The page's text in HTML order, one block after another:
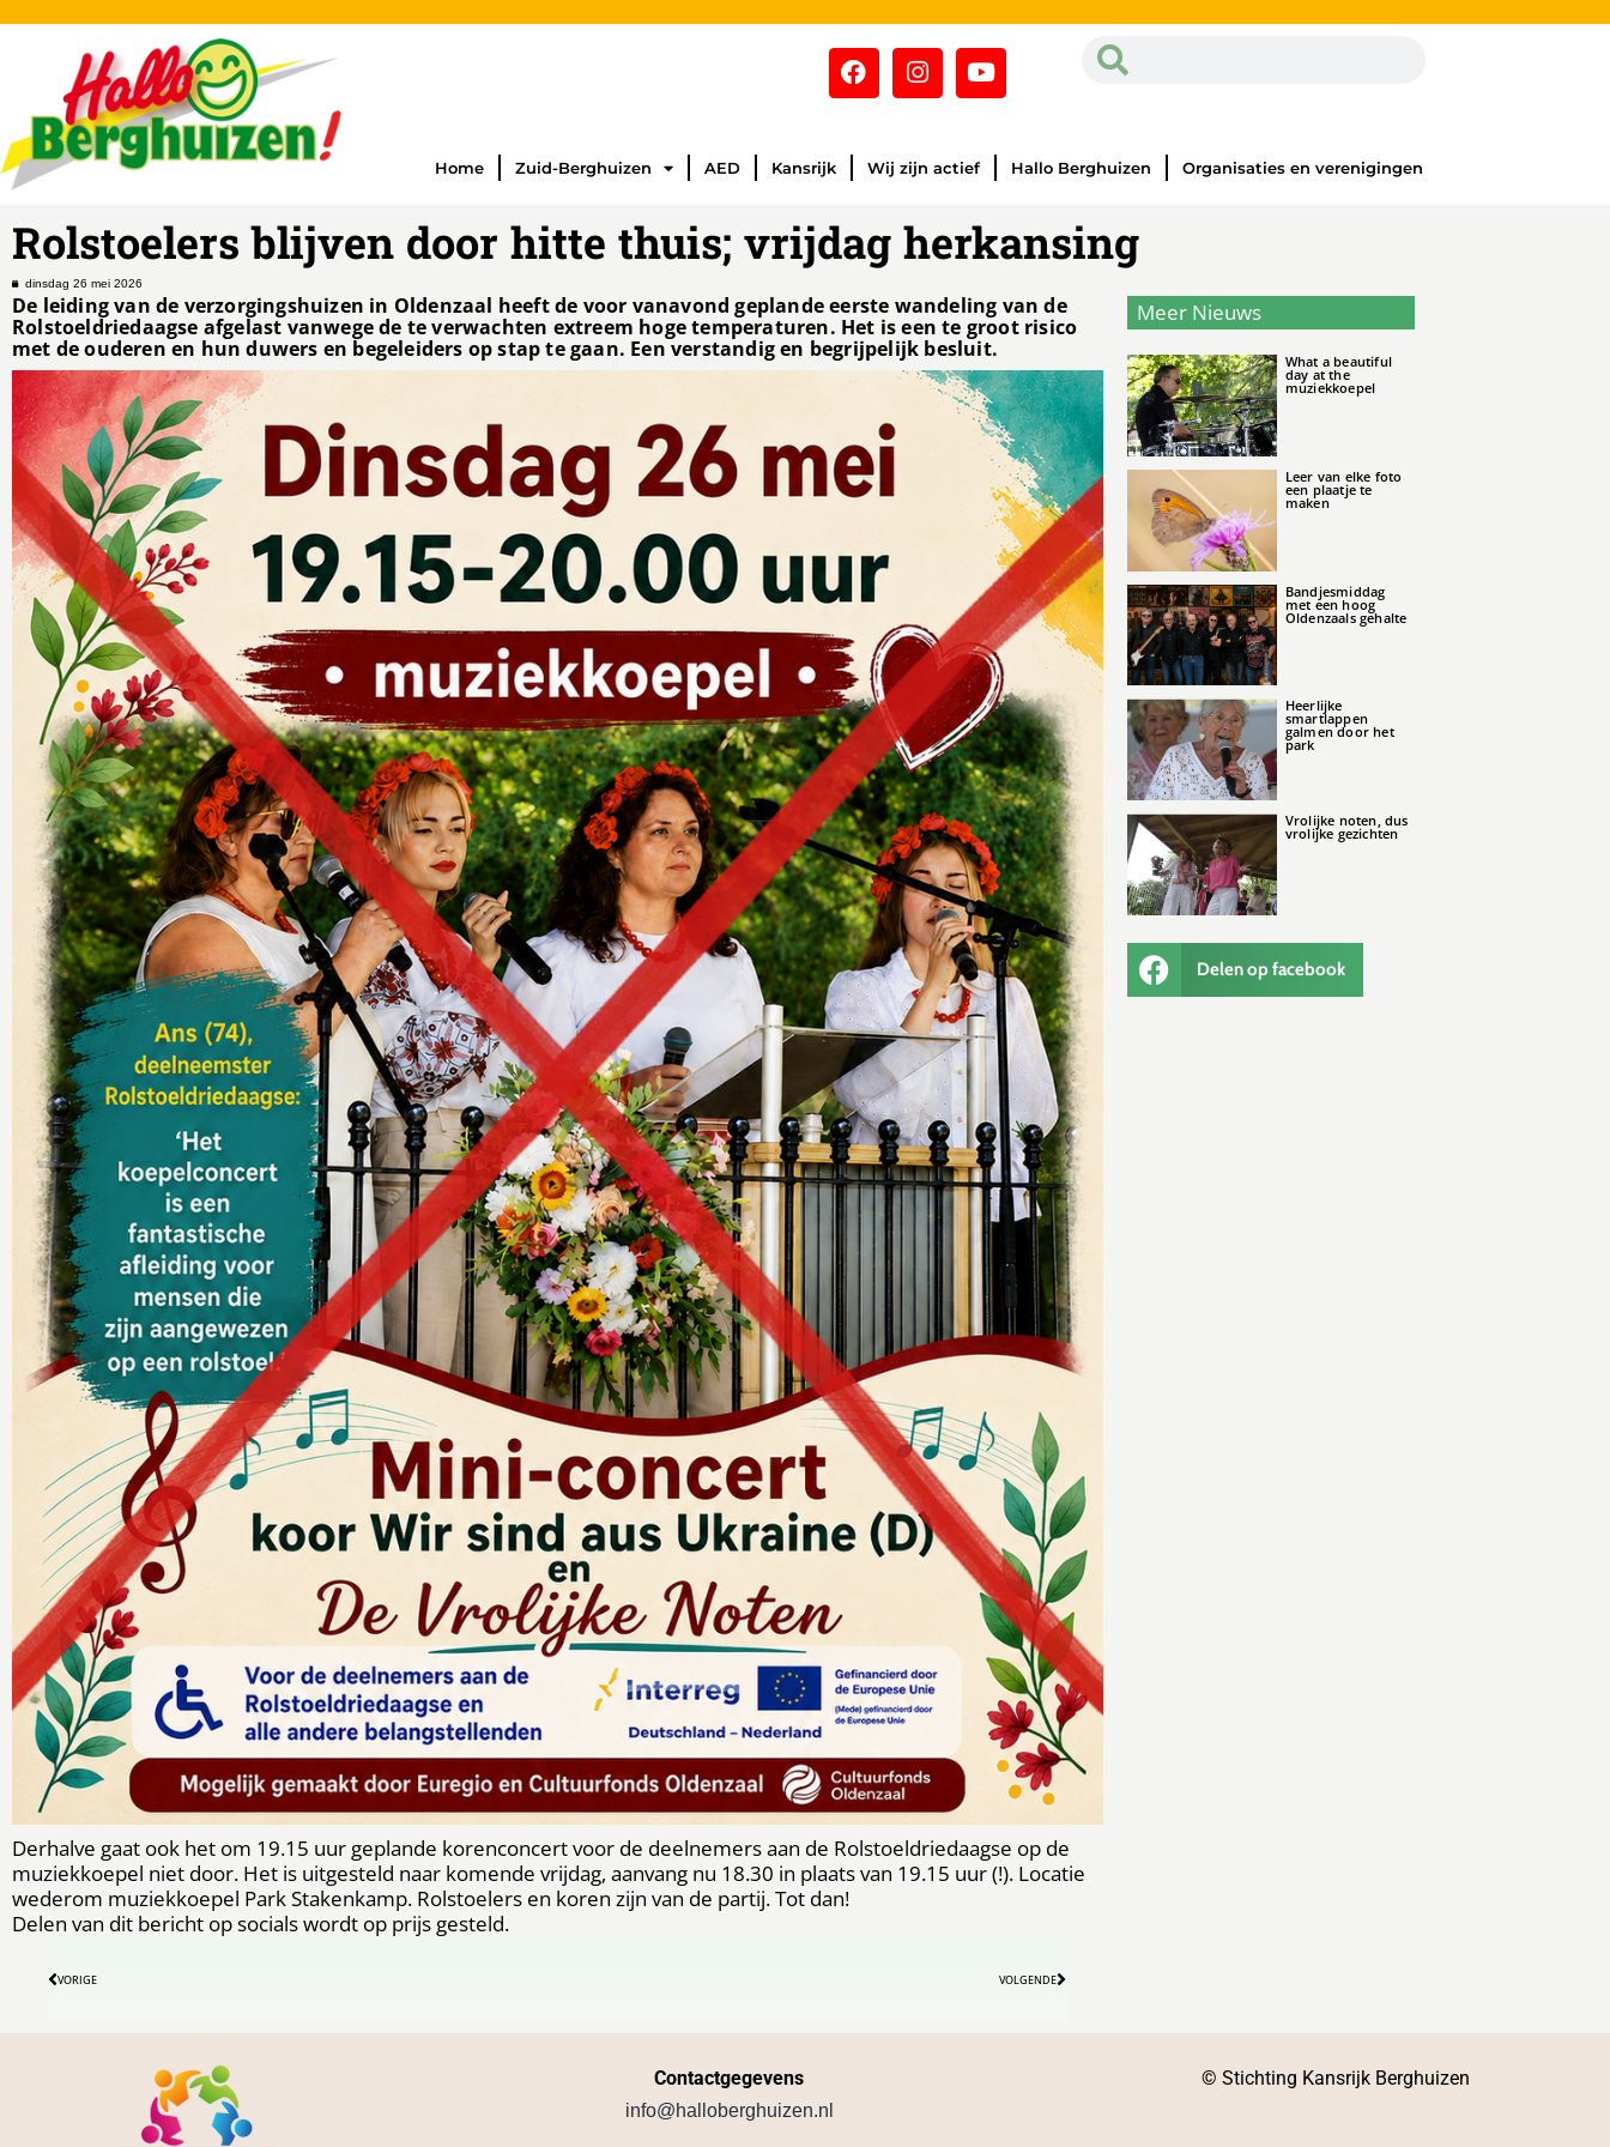
Home Zuid-Berghuizen AED Kansrijk Wij zijn actief Hallo Berghuizen Organisaties en verenigingen
Rolstoelers blijven door hitte thuis; vrijdag herkansing
dinsdag 26 mei 2026
De leiding van de verzorgingshuizen in Oldenzaal heeft de voor vanavond geplande eerste wandeling van de
Rolstoeldriedaagse afgelast vanwege de te verwachten extreem hoge temperaturen. Het is een te groot risico
met de ouderen en hun duwers en begeleiders op stap te gaan. Een verstandig en begrijpelijk besluit.
Derhalve gaat ook het om 19.15 uur geplande korenconcert voor de deelnemers aan de Rolstoeldriedaagse op de
muziekkoepel niet door. Het is uitgesteld naar komende vrijdag, aanvang nu 18.30 in plaats van 19.15 uur (!). Locatie
wederom muziekkoepel Park Stakenkamp. Rolstoelers en koren zijn van de partij. Tot dan!
Delen van dit bericht op socials wordt op prijs gesteld.
VORIGE VOLGENDE
Meer Nieuws
What a beautiful
day at the
muziekkoepel
Leer van elke foto
een plaatje te
maken
Bandjesmiddag
met een hoog
Oldenzaals gehalte
Heerlijke
smartlappen
galmen door het
park
Vrolijke noten, dus
vrolijke gezichten
Delen op facebook
Contactgegevens
info@halloberghuizen.nl
© Stichting Kansrijk Berghuizen